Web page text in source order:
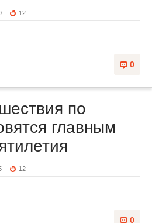
12
0
по
главным
12
0